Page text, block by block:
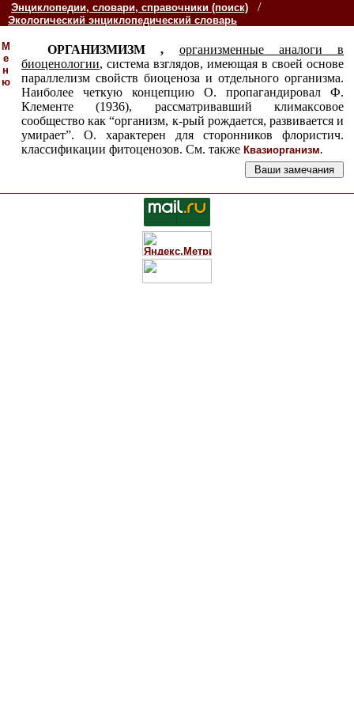
Энциклопедии, словари, справочники (поиск) /
Экологический энциклопедический словарь
М
е
н
ю
ОРГАНИЗМИЗМ , организменные аналоги в
биоценологии, система взглядов, имеющая в своей основе
параллелизм свойств биоценоза и отдельного организма.
Наиболее четкую концепцию О. пропагандировал Ф.
Клементе (1936), рассматривавший климаксовое
сообщество как “организм, к-рый рождается, развивается и
умирает”. О. характерен для сторонников флористич.
классификации фитоценозов. См. также Квазиорганизм.